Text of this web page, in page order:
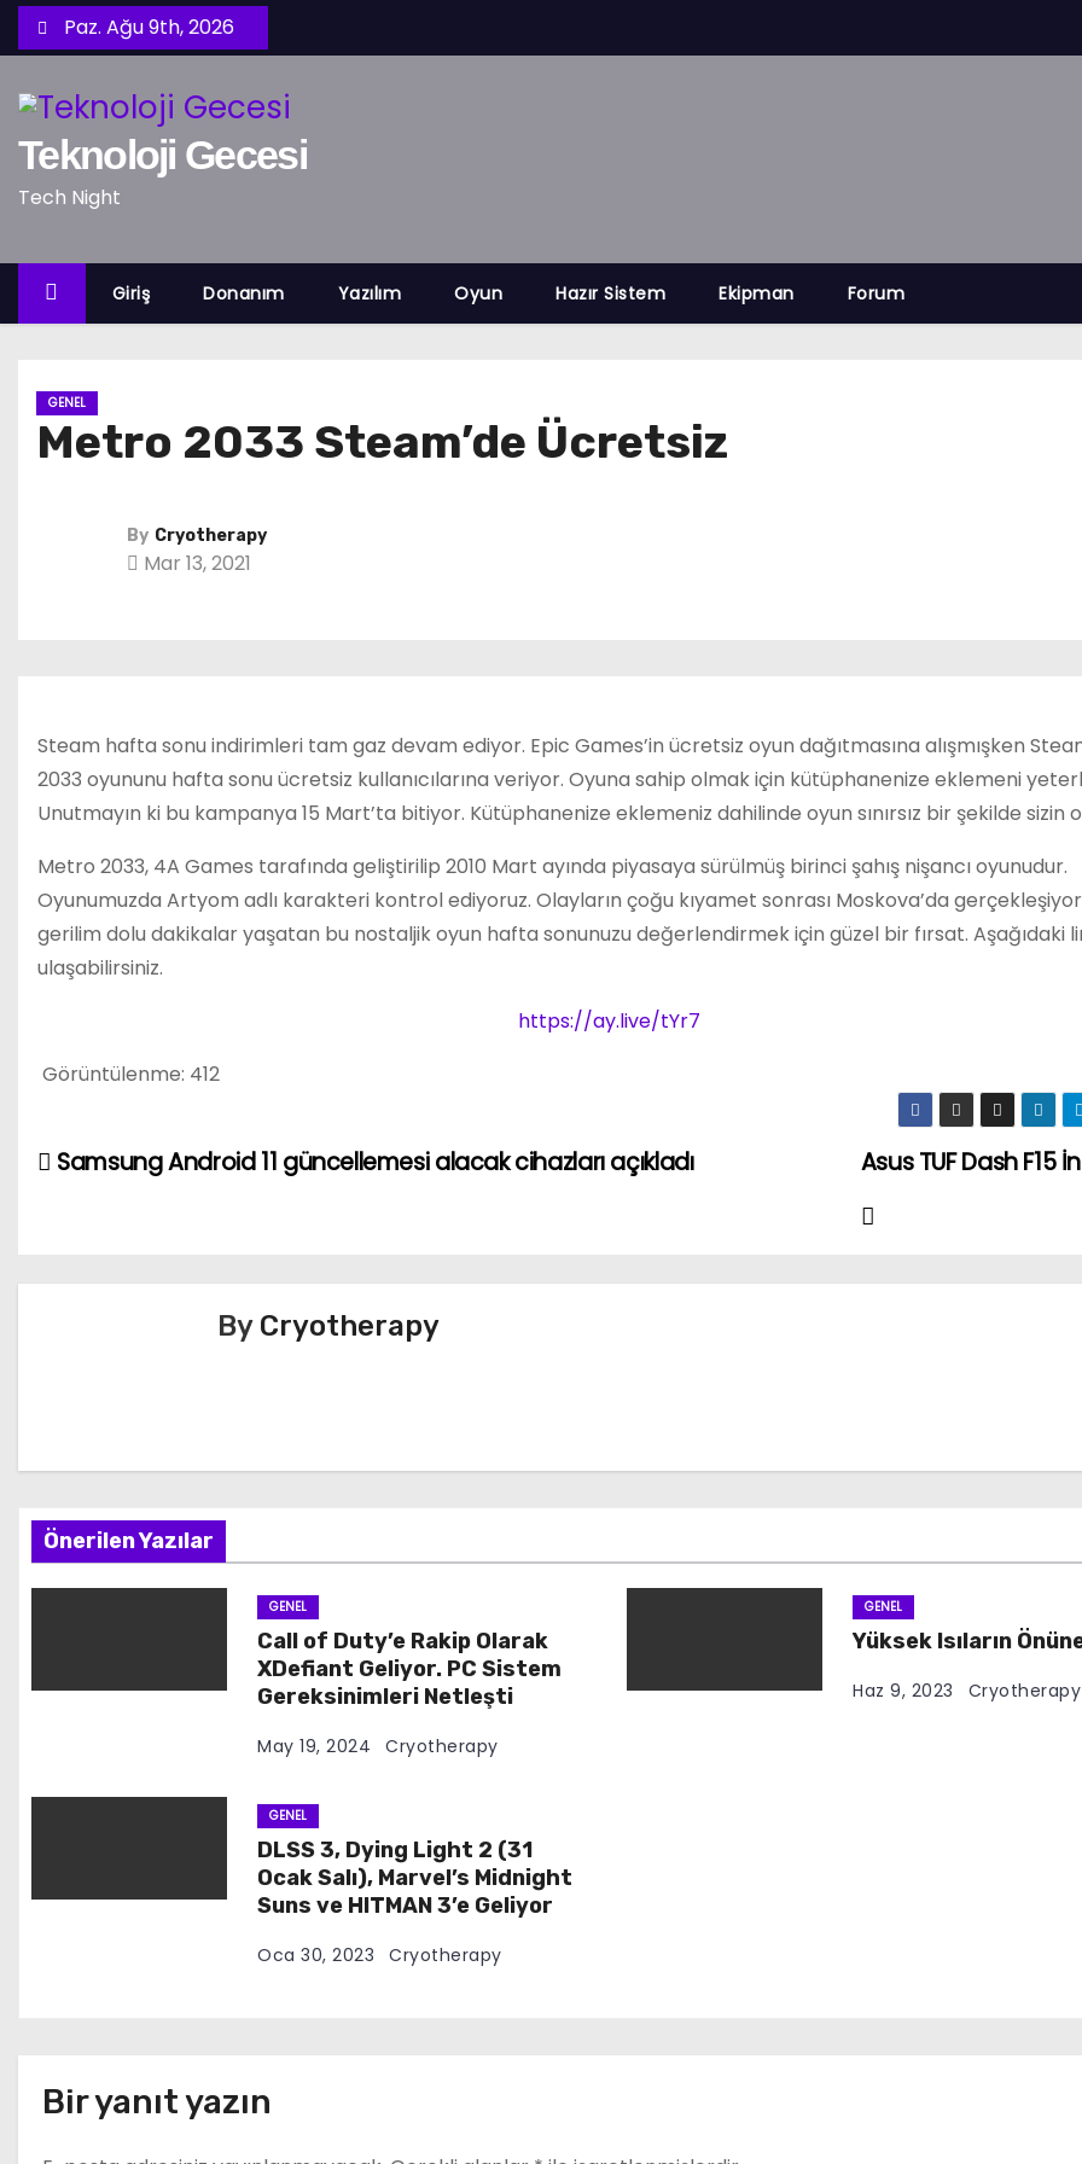
k
t
Paz. Ağu 9th, 2026
Teknoloji Gecesi
Tech Night
Giriş Donanım Yazılım Oyun Hazır Sistem Ekipman Forum
GENEL
Metro 2033 Steam’de Ücretsiz
By Cryotherapy
Mar 13, 2021
Steam hafta sonu indirimleri tam gaz devam ediyor. Epic Games’in ücretsiz oyun dağıtmasına alışmışken
2033 oyununu hafta sonu ücretsiz kullanıcılarına veriyor. Oyuna sahip olmak için kütüphanenize eklemeni
Unutmayın ki bu kampanya 15 Mart’ta bitiyor. Kütüphanenize eklemeniz dahilinde oyun sınırsız bir şekilde sizin
Metro 2033, 4A Games tarafında geliştirilip 2010 Mart ayında piyasaya sürülmüş birinci şahış nişancı oyunudur.
Oyunumuzda Artyom adlı karakteri kontrol ediyoruz. Olayların çoğu kıyamet sonrası Moskova’da
gerilim dolu dakikalar yaşatan bu nostaljik oyun hafta sonunuzu değerlendirmek için güzel bir fırsat. Aşağıdaki
ulaşabilirsiniz.
https://ay.live/tYr7
Görüntülenme: 412
Y
z
z
i
n
e
Asus TUF Dash F15
Samsung Android 11 güncellemesi alacak cihazları açıkladı
By Cryotherapy
Önerilen Yazılar
GENEL
Call of Duty’e Rakip Olarak
XDefiant Geliyor. PC Sistem
Gereksinimleri Netleşti
May 19, 2024 Cryotherapy
GENEL
Yüksek Isıların
Haz 9, 2023 Cryotherapy
GENEL
DLSS 3, Dying Light 2 (31
Ocak Salı), Marvel’s Midnight
Suns ve HITMAN 3’e Geliyor
Oca 30, 2023 Cryotherapy
Bir yanıt yazın